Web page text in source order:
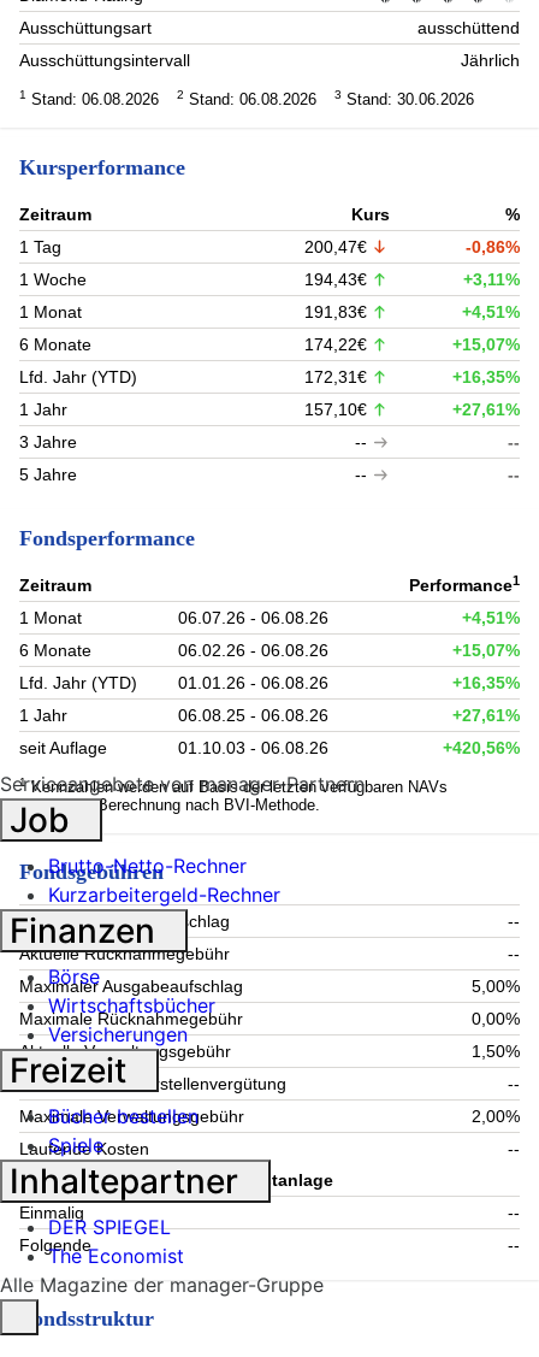
Ausschüttungsart
ausschüttend
Ausschüttungsintervall
Jährlich
1 Stand: 06.08.2026 2 Stand: 06.08.2026 3 Stand: 30.06.2026
Kursperformance
Zeitraum Kurs
%
1 Tag
200,47€
-0,86%
1 Woche
194,43€
+3,11%
1 Monat
191,83€
+4,51%
6 Monate
174,22€
+15,07%
Lfd. Jahr (YTD)
172,31€
+16,35%
1 Jahr
157,10€
+27,61%
3 Jahre
--
--
5 Jahre
-- --
Fondsperformance
Zeitraum Performance1
1 Monat 06.07.26 - 06.08.26
+4,51%
6 Monate
06.02.26 - 06.08.26
+15,07%
Lfd. Jahr (YTD)
01.01.26 - 06.08.26
+16,35%
1 Jahr
06.08.25 - 06.08.26
+27,61%
seit Auflage
01.10.03 - 06.08.26 +420,56%
1Kennzahlen werden auf Basis der letzten verfügbaren NAVs
berechnet. Berechnung nach BVI-Methode.
Fondsgebühren
Aktueller Ausgabeaufschlag
--
Aktuelle Rücknahmegebühr
--
Maximaler Ausgabeaufschlag
5,00%
Maximale Rücknahmegebühr
0,00%
Aktuelle Verwaltungsgebühr
1,50%
Maximale Verwahrstellenvergütung
--
Maximale Verwaltungsgebühr
2,00%
Laufende Kosten
--
Information zum Kauf - Mindestanlage
Einmalig
--
Folgende
--
Fondsstruktur
Serviceangebote von manager-Partnern
Job
Brutto-Netto-Rechner
Kurzarbeitergeld-Rechner
Finanzen
Börse
Wirtschaftsbücher
Versicherungen
Freizeit
Bücher bestellen
Spiele
Inhaltepartner
DER SPIEGEL
The Economist
Alle Magazine der manager-Gruppe